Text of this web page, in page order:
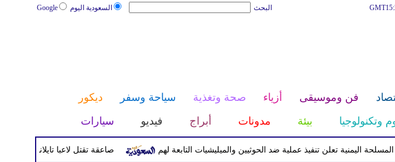
السعودية اليوم Google البحث
فن وموسيقى أزياء صحة وتغذية سياحة وسفر
ديكور
وتكنولوجيا بيئة مدونات أبراج فيديو سيارات
صاعقة تقتل لاعبا تايلانديا وتصيب 12 آخرين خلال مباراة تعلن تنفيذ عملية ضد الحوثيين والميليشيات التابعة لهم